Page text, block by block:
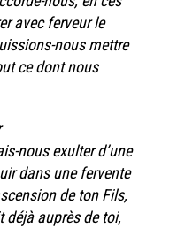
avec ferveur le
nous mettre
ce dont nous
nous exulter d’une
dans une fervente
de ton Fils,
déjà auprès de toi,